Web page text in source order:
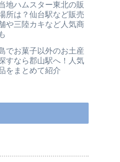
地ハムスター東北の販
所は？仙台駅など販売
や三陸カキなど人気商
でお菓子以外のお土産
すなら郡山駅へ！人気
をまとめて紹介